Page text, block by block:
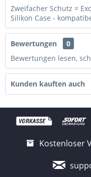
Zweifacher Schutz =
Silikon Case -
Bewertungen
0
Bewertungen lesen,
Kunden kauften auch
Kostenloser